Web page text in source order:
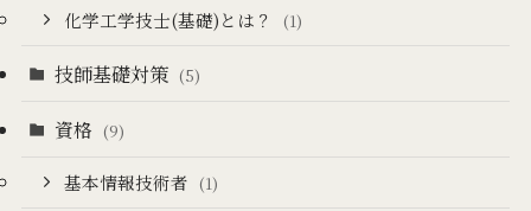
化学工学技士(基礎)とは？ (1)
技師基礎対策 (5)
資格 (9)
基本情報技術者 (1)